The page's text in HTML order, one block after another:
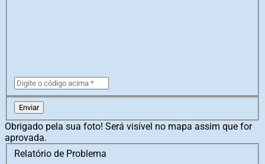
Enviar
Obrigado pela sua foto! Será visível no mapa assim que for
aprovada.
Relatório de Problema